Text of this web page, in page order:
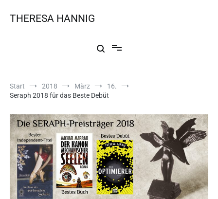
THERESA HANNIG
Start 2018 März
16.
Seraph 2018 für das Beste Debüt